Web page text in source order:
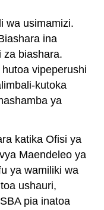
wa usimamizi.
ina
za biashara.
vipeperushi
kutoka
ya
katika Ofisi ya
Maendeleo ya
ya wamiliki wa
ushauri,
pia inatoa